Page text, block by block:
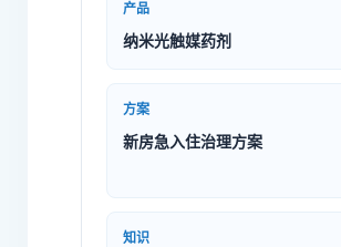
产品
纳米光触媒药剂
方案
新房急入住治理方案
知识